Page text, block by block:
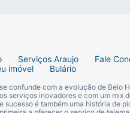
Serviços Araujo
Fale
imóvel Bulário
confunde com a evolução de Belo
serviços inovadores e com um mix
sucesso é também uma história de